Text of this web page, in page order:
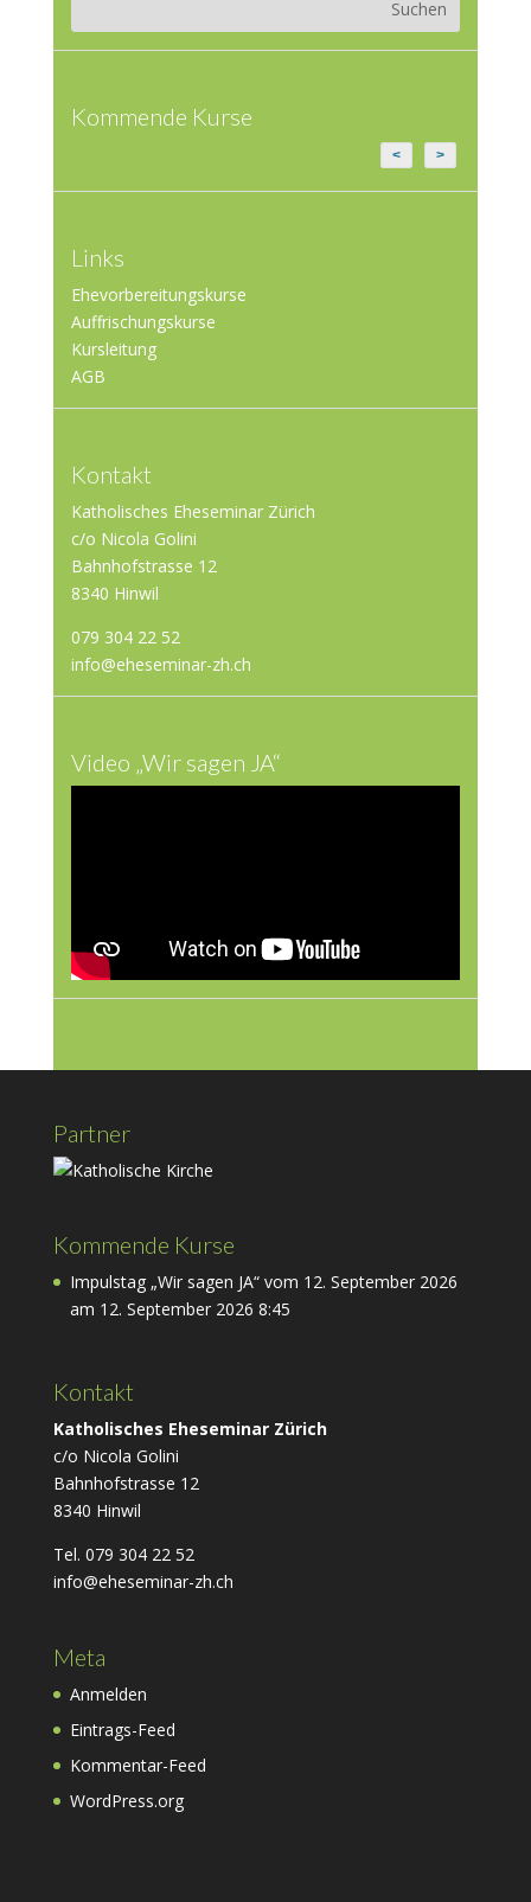
Kommende Kurse
< >
Links
Ehevorbereitungskurse
Auffrischungskurse
Kursleitung
AGB
Kontakt
Katholisches Eheseminar Zürich
c/o Nicola Golini
Bahnhofstrasse 12
8340 Hinwil
079 304 22 52
info@eheseminar-zh.ch
Video „Wir sagen JA“
Partner
Kommende Kurse
Impulstag „Wir sagen JA“ vom 12. September 2026
am 12. September 2026 8:45
Kontakt
Katholisches Eheseminar Zürich
c/o Nicola Golini
Bahnhofstrasse 12
8340 Hinwil
Tel. 079 304 22 52
info@eheseminar-zh.ch
Meta
Anmelden
Eintrags-Feed
Kommentar-Feed
WordPress.org